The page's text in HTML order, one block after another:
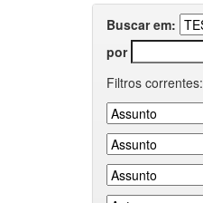
Buscar em:
por
Filtros correntes: